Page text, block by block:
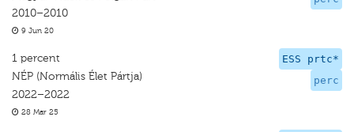
2010–2010
9 Jun 20
ESS prtc*
perc
1 percent
NÉP (Normális Élet Pártja)
2022–2022
28 Mar 25